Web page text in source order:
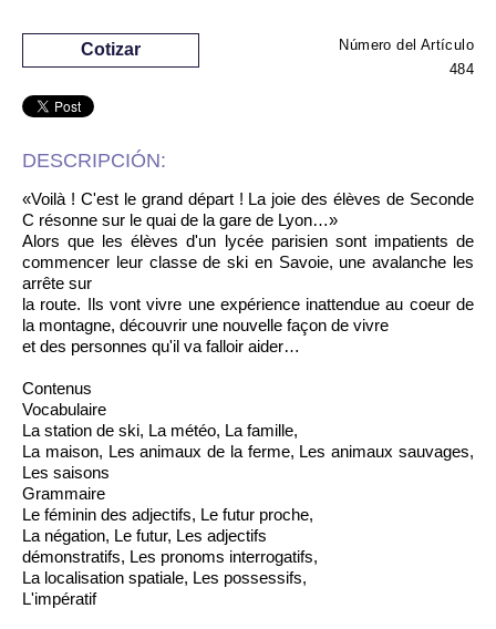
Número del Artículo
484
Cotizar
DESCRIPCIÓN:
«Voilà ! C'est le grand départ ! La joie des élèves de Seconde
C résonne sur le quai de la gare de Lyon…»
Alors que les élèves d'un lycée parisien sont impatients de
commencer leur classe de ski en Savoie, une avalanche les
arrête sur
la route. Ils vont vivre une expérience inattendue au coeur de
la montagne, découvrir une nouvelle façon de vivre
et des personnes qu'il va falloir aider…
Contenus
Vocabulaire
La station de ski, La météo, La famille,
La maison, Les animaux de la ferme, Les animaux sauvages,
Les saisons
Grammaire
Le féminin des adjectifs, Le futur proche,
La négation, Le futur, Les adjectifs
démonstratifs, Les pronoms interrogatifs,
La localisation spatiale, Les possessifs,
L'impératif